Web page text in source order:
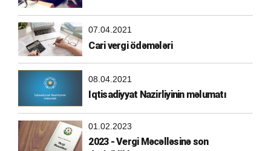
07.04.2021
Cari vergi ödəmələri
08.04.2021
Iqtisadiyyat Nazirliyinin məlumatı
01.02.2023
2023 - Vergi Məcəlləsinə son